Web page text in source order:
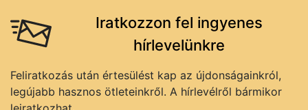
Iratkozzon fel ingyenes
hírlevelünkre
Feliratkozás után értesülést kap az újdonságainkról,
legújabb hasznos ötleteinkről. A hírlevélről bármikor